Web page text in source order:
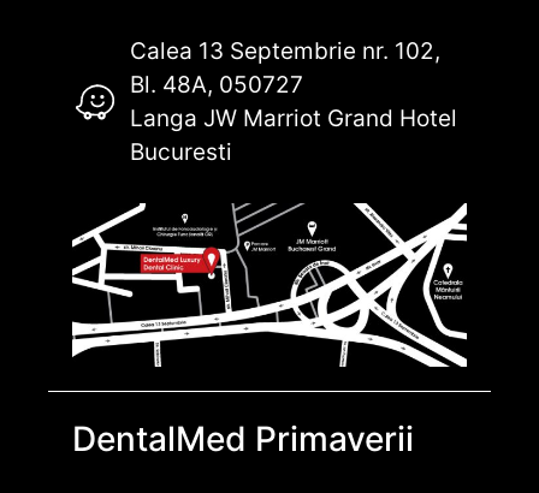
Calea 13 Septembrie nr. 102,
Bl. 48A, 050727
Langa JW Marriot Grand Hotel
Bucuresti
DentalMed Primaverii